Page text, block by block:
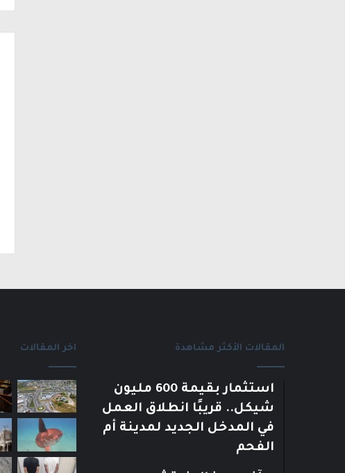
المقالات الأكثر مشاهدة
استثمار بقيمة 600 مليون
شيكل.. قريبًا انطلاق العمل
في المدخل الجديد لمدينة أم
الفحم
اخر المقالات